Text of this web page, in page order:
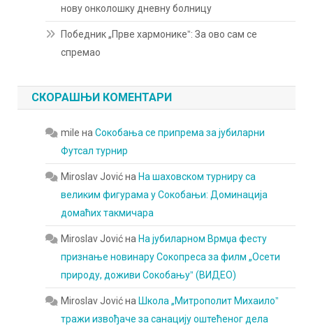
нову онколошку дневну болницу
Победник „Прве хармоникеˮ: За ово сам се
спремао
СКОРАШЊИ КОМЕНТАРИ
mile наСокобања се припрема за јубиларни
Футсал турнир
Miroslav Jovićна На шаховском турниру са
великим фигурама у Сокобањи: Доминација
домаћих такмичара
Miroslav Jovićна На јубиларном Врмџа фесту
признање новинару Сокопреса за филм „Осети
природу, доживи Сокобањуˮ (ВИДЕО)
Miroslav Jovićна Школа „Митрополит Михаилоˮ
тражи извођаче за санацију оштећеног дела